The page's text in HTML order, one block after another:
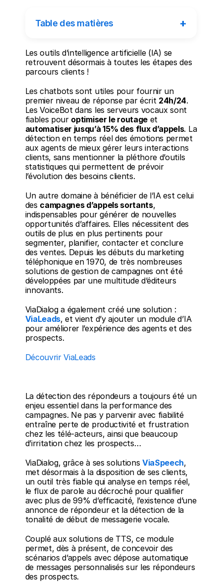
Table des matières +
Les outils d’intelligence artificielle (IA) se
retrouvent désormais à toutes les étapes des
parcours clients !
Les chatbots sont utiles pour fournir un
premier niveau de réponse par écrit 24h/24.
Les VoiceBot dans les serveurs vocaux sont
fiables pour optimiser le routage
automatiser jusqu’à 15% des flux d’appels. La
détection en temps réel des émotions permet
aux agents de mieux gérer leurs interactions
clients, sans mentionner la pléthore d’outils
statistiques qui permettent de prévoir
l’évolution des besoins clients.
Un autre domaine à bénéficier de l’IA est celui
des campagnes d’appels sortants,
indispensables pour générer de nouvelles
opportunités d’affaires. Elles nécessitent des
outils de plus en plus pertinents pour
segmenter, planifier, contacter et conclure
des ventes. Depuis les débuts du marketing
téléphonique en 1970, de très nombreuses
solutions de gestion de campagnes ont été
développées par une multitude d’éditeurs
innovants.
ViaLeads, et vient d’y ajouter un module d’IA
pour améliorer l’expérience des agents et des
prospects.
Découvrir ViaLeads
La détection des répondeurs a toujours été un
enjeu essentiel dans la performance des
campagnes. Ne pas y parvenir avec fiabilité
entraîne perte de productivité et frustration
chez les télé-acteurs, ainsi que beaucoup
d’irritation chez les prospects…
ViaDialog, grâce à ses solutions ViaSpeech,
met désormais à la disposition de ses clients,
un outil très fiable qui analyse en temps réel,
le flux de parole au décroché pour qualifier
avec plus de 99% d’efficacité, l’existence d’une
annonce de répondeur et la détection de la
tonalité de début de messagerie vocale.
Couplé aux solutions de TTS, ce module
permet, dès à présent, de concevoir des
scénarios d’appels avec dépose automatique
de messages personnalisés sur les répondeurs
des prospects.